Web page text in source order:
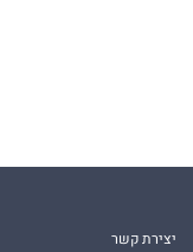
יצירת קשר